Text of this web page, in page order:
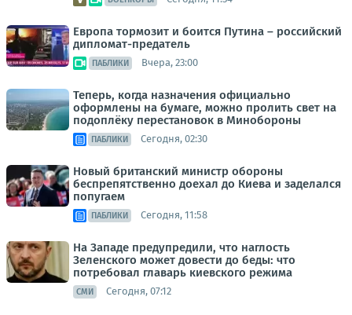
Европа тормозит и боится Путина – российский
дипломат-предатель
ПАБЛИКИ Вчера, 23:00
Теперь, когда назначения официально
оформлены на бумаге, можно пролить свет на
подоплёку перестановок в Минобороны
ПАБЛИКИ Сегодня, 02:30
Новый британский министр обороны
беспрепятственно доехал до Киева и заделался
попугаем
ПАБЛИКИ Сегодня, 11:58
На Западе предупредили, что наглость
Зеленского может довести до беды: что
потребовал главарь киевского режима
СМИ Сегодня, 07:12